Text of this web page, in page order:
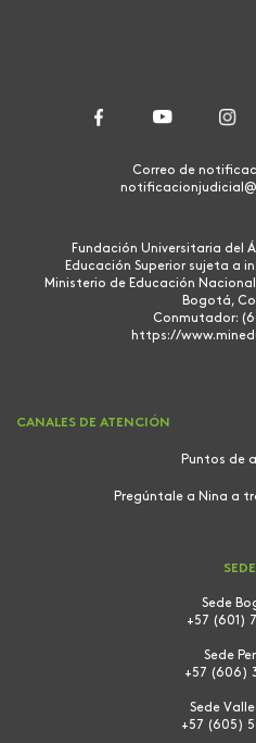
Correo de
Fundación Universitaria del
Educación Superior sujeta a
Ministerio de Educación
Bogotá,
Conmutador:
https://
CANALES DE ATENCIÓN
Puntos de
Pregúntale a Nina a
Sede
+57 (601)
Sede
+57 (606)
Sede
+57 (605)